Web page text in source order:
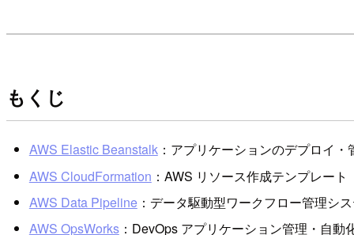
もくじ
AWS Elastic Beanstalk：アプリケーションのデプロイ・
AWS CloudFormation ：AWS リソース作成テンプレート
AWS Data Pipeline：データ駆動型ワークフロー管理シ
AWS OpsWorks：DevOps アプリケーション管理・自動